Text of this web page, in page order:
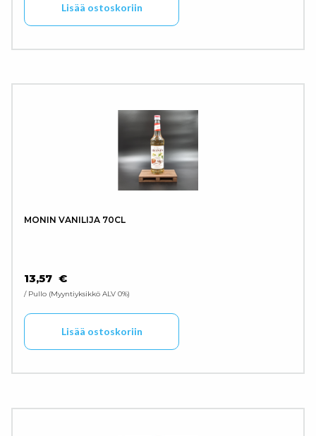
Lisää ostoskoriin
MONIN VANILIJA 70CL
13,57 €
/ Pullo Myyntiyksikkö ALV 0%
Lisää ostoskoriin